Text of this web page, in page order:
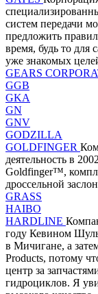
систем передачи
предложить
время, будь то для
уже знакомых
GEARS
GGB
GKA
GN
GNV
GODZILLA
GOLDFINGER
деятельность в
Goldfinger™,
дроссельной
GRASS
HAIBO
HARDLINE
году Кевином
в Мичигане, а
Products, потому
центр за
гидроциклов. Я